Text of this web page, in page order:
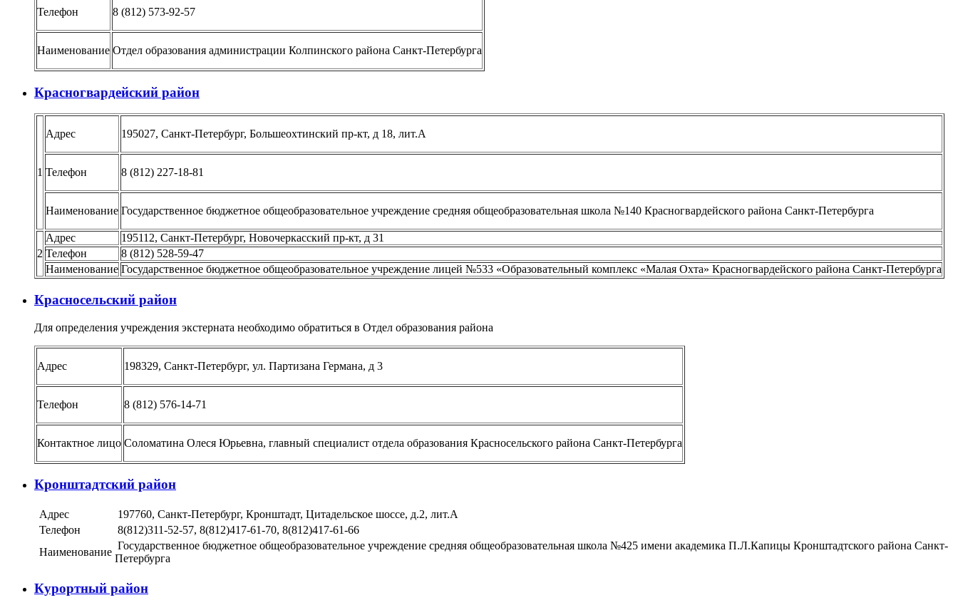
Телефон 8 (812) 573-92-57
Наименование Отдел образования администрации Колпинского района Санкт-Петербурга
Красногвардейский район
1
Адрес 195027, Санкт-Петербург, Большеохтинский пр-кт, д 18, лит.А
Телефон 8 (812) 227-18-81
Наименование Государственное бюджетное общеобразовательное учреждение средняя общеобразовательная школа №140 Красногвардейского района Санкт-Петербурга
2
Адрес
195112, Санкт-Петербург, Новочеркасский пр-кт, д 31
Телефон
8 (812) 528-59-47
Наименование Государственное бюджетное общеобразовательное учреждение лицей №533 «Образовательный комплекс «Малая Охта» Красногвардейского района Санкт-Петербурга
Красносельский район
Для определения учреждения экстерната необходимо обратиться в Отдел образования района
Адрес 198329, Санкт-Петербург, ул. Партизана Германа, д 3
Телефон 8 (812) 576-14-71
Контактное лицо Соломатина Олеся Юрьевна, главный специалист отдела образования Красносельского района Санкт-Петербурга
Кронштадтский район
Адрес
197760, Санкт-Петербург, Кронштадт, Цитадельское шоссе, д.2, лит.А
Телефон
8(812)311-52-57, 8(812)417-61-70, 8(812)417-61-66
Наименование
Государственное бюджетное общеобразовательное учреждение средняя общеобразовательная школа №425 имени академика П.Л.Капицы Кронштадтского района Санкт-
Петербурга
Курортный район